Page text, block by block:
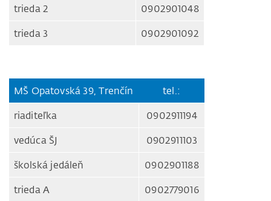
trieda 2 0902901048
trieda 3 0902901092
MŠ Opatovská 39, Trenčín tel.:
riaditeľka 0902911194
vedúca ŠJ 0902911103
školská jedáleň 0902901188
trieda A 0902779016